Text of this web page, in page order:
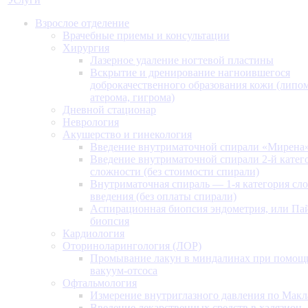
Взрослое отделение
Врачебные приемы и консультации
Хирургия
Лазерное удаление ногтевой пластины
Вскрытие и дренирование нагноившегося
доброкачественного образования кожи
атерома, гигрома)
Дневной стационар
Неврология
Акушерство и гинекология
Введение внутриматочной спирали
Введение внутриматочной спирали 2-й
сложности (без стоимости спирали)
Внутриматочная спираль — 1-я категория
введения (без оплаты спирали)
Аспирационная биопсия эндометрия, или
биопсия
Кардиология
Оториноларингология (ЛОР)
Промывание лакун в миндалинах при
вакуум-отсоса
Офтальмология
Измерение внутриглазного давления по